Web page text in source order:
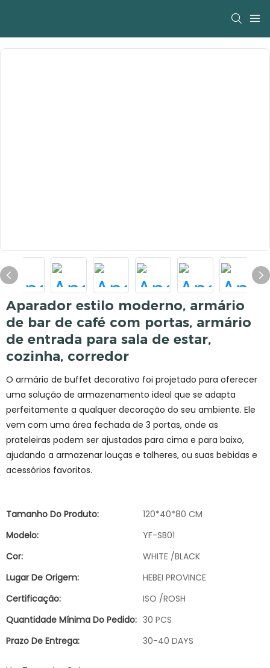
Aparador estilo moderno, armário
de bar de café com portas, armário
de entrada para sala de estar,
cozinha, corredor
O armário de buffet decorativo foi projetado para oferecer
uma solução de armazenamento ideal que se adapta
perfeitamente a qualquer decoração do seu ambiente. Ele
vem com uma área fechada de 3 portas, onde as
prateleiras podem ser ajustadas para cima e para baixo,
ajudando a armazenar louças e talheres, ou suas bebidas e
acessórios favoritos.
Tamanho Do Produto:
120*40*80 CM
Modelo:
YF-SB01
Cor:
WHITE /BLACK
Lugar De Origem:
HEBEI PROVINCE
Certificação:
ISO /ROSH
Quantidade Mínima Do Pedido: 30 PCS
Prazo De Entrega:
30-40 DAYS